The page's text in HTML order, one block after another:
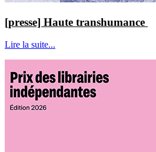
[presse] Haute transhumance
Lire la suite...